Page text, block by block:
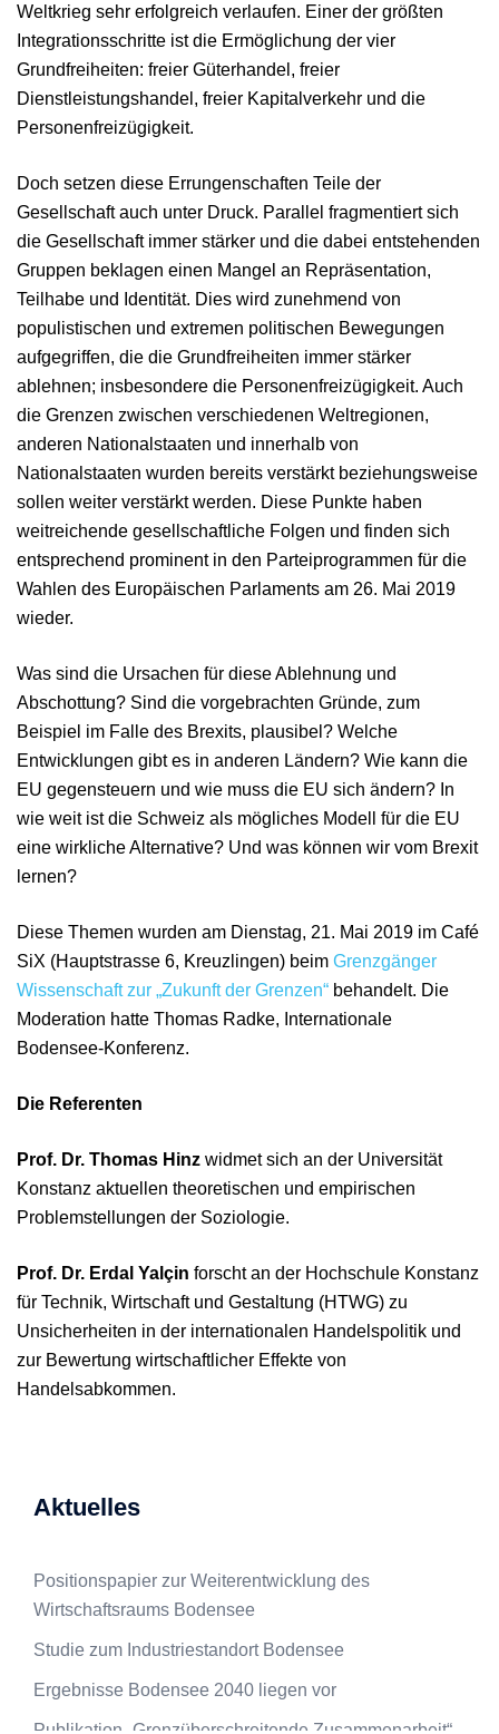
Weltkrieg sehr erfolgreich verlaufen. Einer der größten
Integrationsschritte ist die Ermöglichung der vier
Grundfreiheiten: freier Güterhandel, freier
Dienstleistungshandel, freier Kapitalverkehr und die
Personenfreizügigkeit.
Doch setzen diese Errungenschaften Teile der
Gesellschaft auch unter Druck. Parallel fragmentiert sich
die Gesellschaft immer stärker und die dabei entstehenden
Gruppen beklagen einen Mangel an Repräsentation,
Teilhabe und Identität. Dies wird zunehmend von
populistischen und extremen politischen Bewegungen
aufgegriffen, die die Grundfreiheiten immer stärker
ablehnen; insbesondere die Personenfreizügigkeit. Auch
die Grenzen zwischen verschiedenen Weltregionen,
anderen Nationalstaaten und innerhalb von
Nationalstaaten wurden bereits verstärkt beziehungsweise
sollen weiter verstärkt werden. Diese Punkte haben
weitreichende gesellschaftliche Folgen und finden sich
entsprechend prominent in den Parteiprogrammen für die
Wahlen des Europäischen Parlaments am 26. Mai 2019
wieder.
Was sind die Ursachen für diese Ablehnung und
Abschottung? Sind die vorgebrachten Gründe, zum
Beispiel im Falle des Brexits, plausibel? Welche
Entwicklungen gibt es in anderen Ländern? Wie kann die
EU gegensteuern und wie muss die EU sich ändern? In
wie weit ist die Schweiz als mögliches Modell für die EU
eine wirkliche Alternative? Und was können wir vom Brexit
lernen?
Diese Themen wurden am Dienstag, 21. Mai 2019 im Café
SiX (Hauptstrasse 6, Kreuzlingen) beim Grenzgänger
Wissenschaft zur „Zukunft der Grenzen“ behandelt. Die
Moderation hatte Thomas Radke, Internationale
Bodensee-Konferenz.
Die Referenten
Prof. Dr. Thomas Hinz widmet sich an der Universität
Konstanz aktuellen theoretischen und empirischen
Problemstellungen der Soziologie.
Prof. Dr. Erdal Yal çin forscht an der Hochschule Konstanz
für Technik, Wirtschaft und Gestaltung (HTWG) zu
Unsicherheiten in der internationalen Handelspolitik und
zur Bewertung wirtschaftlicher Effekte von
Handelsabkommen.
Aktuelles
Positionspapier zur Weiterentwicklung des
Wirtschaftsraums Bodensee
Studie zum Industriestandort Bodensee
Ergebnisse Bodensee 2040 liegen vor
Publikation „Grenzüberschreitende Zusammenarbeit“